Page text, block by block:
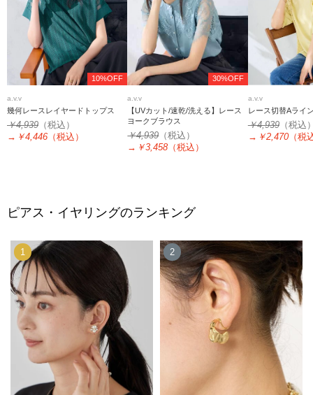
10%OFF
a.v.v
幾何レースレイヤードトップス
￥4,939 （税込）
→ ￥4,446 （税込）
30%OFF
a.v.v
【UVカット/速乾/洗える】レース
ヨークブラウス
￥4,939（税込）
→ ￥3,458 （税込）
a.v.v
レース切替Aライ
￥4,939（税込
→ ￥2,470（税
ピアス・イヤリングのランキング
1 2